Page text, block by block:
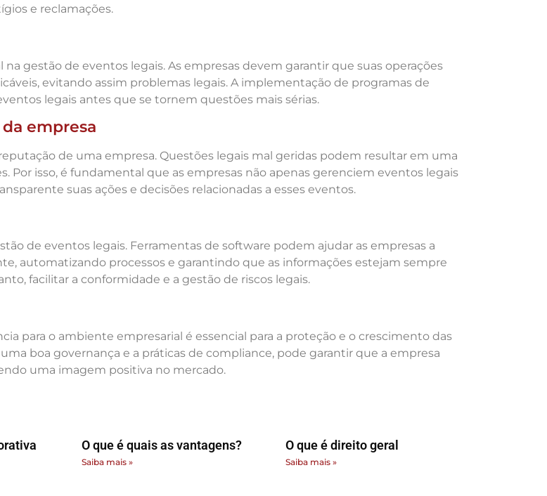
e reclamações.
gestão de eventos legais. As empresas devem garantir que suas operações
evitando assim problemas legais. A implementação de programas de
legais antes que se tornem questões mais sérias.
empresa
de uma empresa. Questões legais mal geridas podem resultar em uma
Por isso, é fundamental que as empresas não apenas gerenciem eventos legais
suas ações e decisões relacionadas a esses eventos.
de eventos legais. Ferramentas de software podem ajudar as empresas a
automatizando processos e garantindo que as informações estejam sempre
facilitar a conformidade e a gestão de riscos legais.
para o ambiente empresarial é essencial para a proteção e o crescimento das
boa governança e a práticas de compliance, pode garantir que a empresa
uma imagem positiva no mercado.
O que é quais as vantagens?
Saiba mais »
O que é direito geral
Saiba mais »